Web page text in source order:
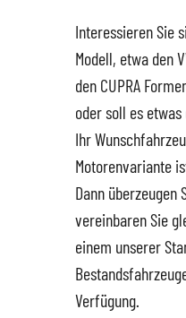
St. Wendel
Hüttigweiler
Übersicht
SEAT
CUPRA
VW
VW
SKODA Service
Service
Gewerbekunden
Probefahrt
News
Unternehmen
Wir kaufen Dein
Interessieren Sie
Modell, etwa den
den CUPRA
oder soll es
Ihr
Motorenvariante
Dann überzeugen
vereinbaren Sie
einem unserer
Verfügung.